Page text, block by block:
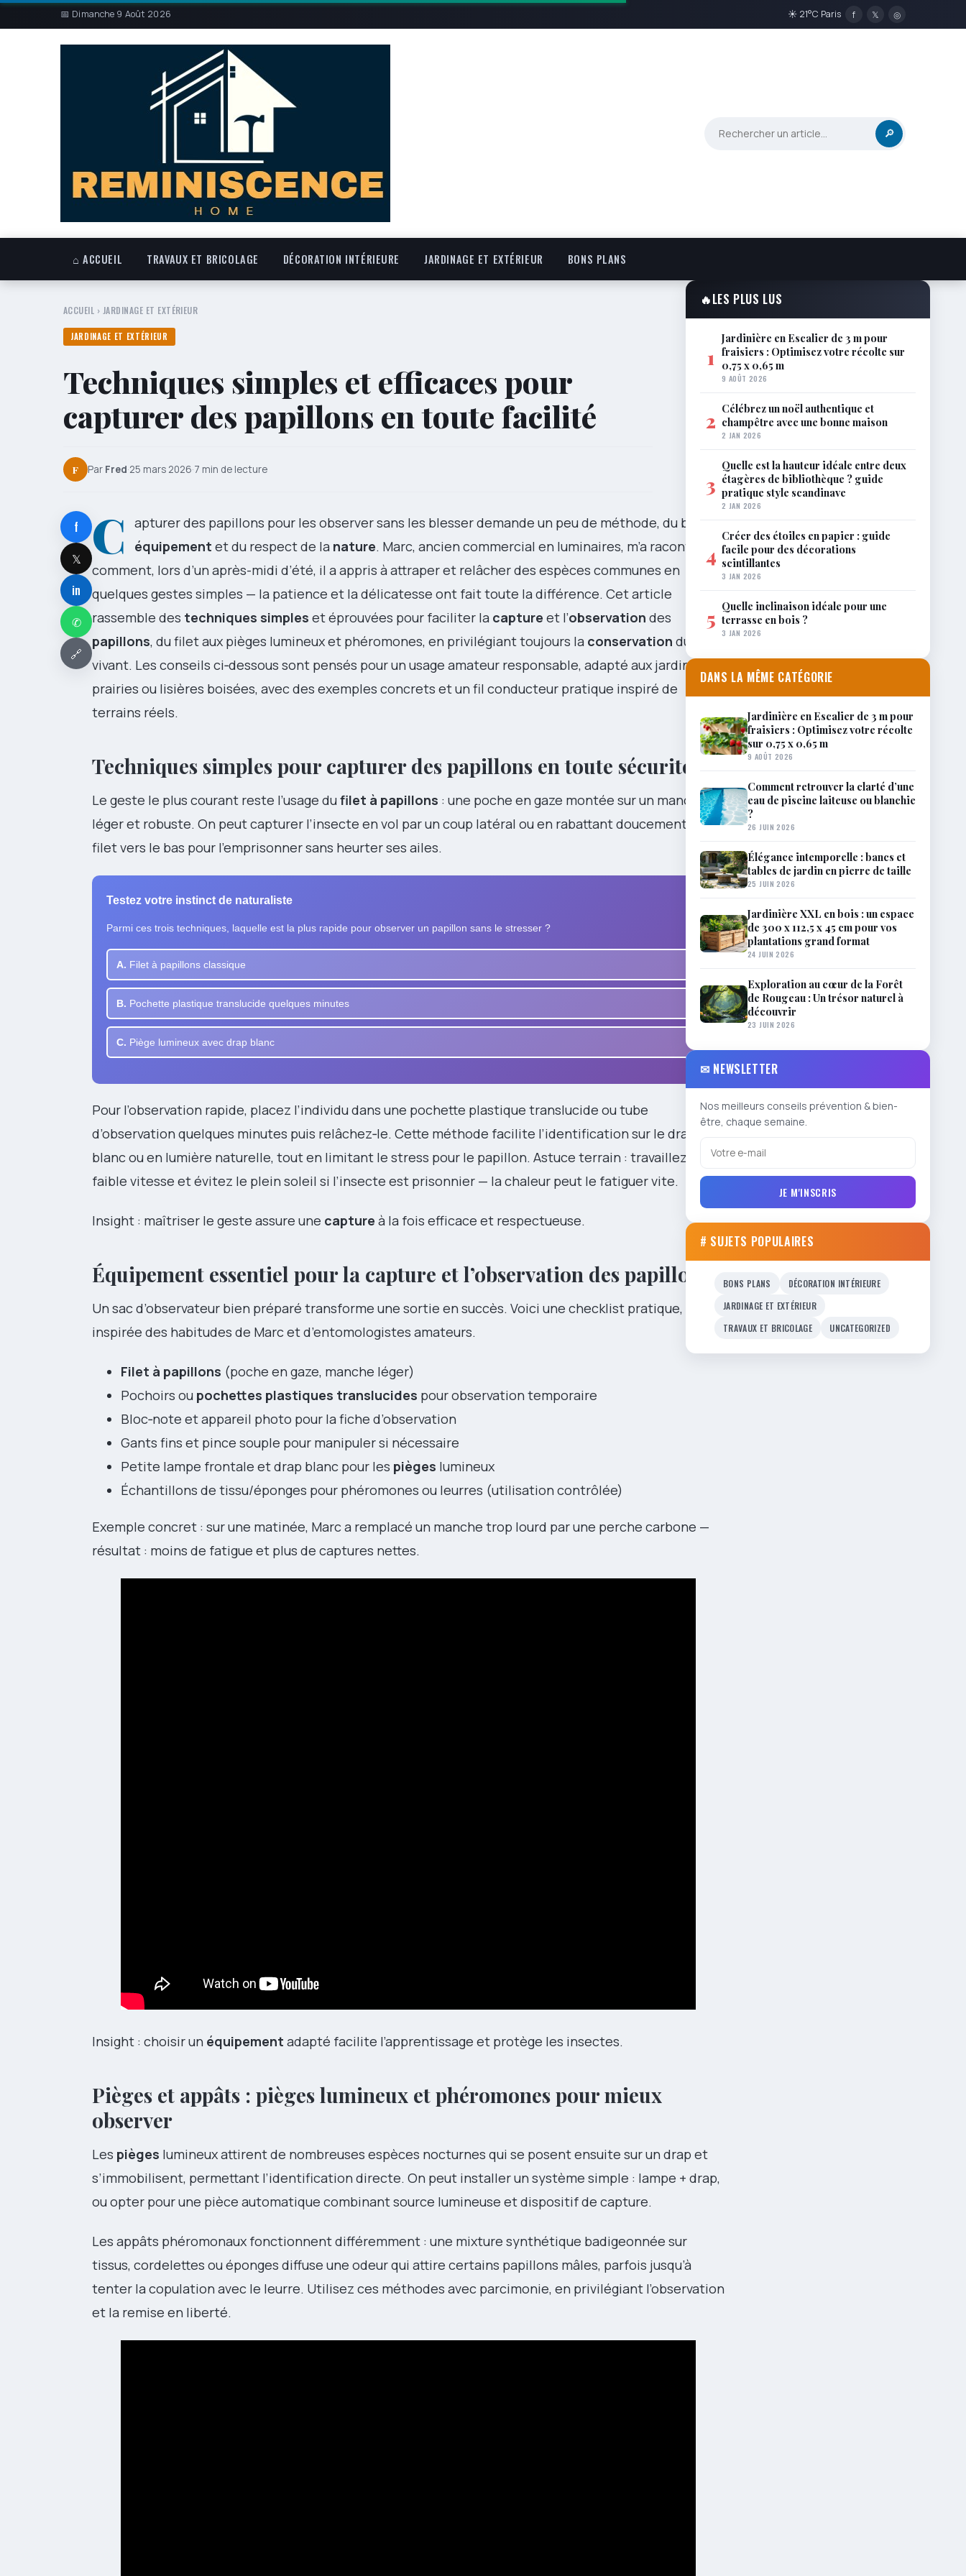
📅 Dimanche 9 Août 2026 ☀ 21°C Paris f 𝕏 ◎
🔎
⌂ ACCUEIL TRAVAUX ET BRICOLAGE DÉCORATION INTÉRIEURE JARDINAGE ET EXTÉRIEUR BONS PLANS
ACCUEIL › JARDINAGE ET EXTÉRIEUR
JARDINAGE ET EXTÉRIEUR
Techniques simples et efficaces pour
capturer des papillons en toute facilité
F Par Fred·25 mars 2026·7 min de lecture
f
𝕏
in
✆
🔗
C
apturer des papillons pour les observer sans les blesser demande un peu de méthode, du bon
équipement et du respect de la nature. Marc, ancien commercial en luminaires, m’a raconté
comment, lors d’un après-midi d’été, il a appris à attraper et relâcher des espèces communes en
quelques gestes simples — la patience et la délicatesse ont fait toute la différence. Cet article
rassemble des techniques simples et éprouvées pour faciliter la capture et l’observation des
papillons, du filet aux pièges lumineux et phéromones, en privilégiant toujours la conservation du
vivant. Les conseils ci‑dessous sont pensés pour un usage amateur responsable, adapté aux jardins,
prairies ou lisières boisées, avec des exemples concrets et un fil conducteur pratique inspiré de
terrains réels.
Techniques simples pour capturer des papillons en toute sécurité
Le geste le plus courant reste l’usage du filet à papillons : une poche en gaze montée sur un manche
léger et robuste. On peut capturer l’insecte en vol par un coup latéral ou en rabattant doucement le
filet vers le bas pour l’emprisonner sans heurter ses ailes.
Testez votre instinct de naturaliste
Parmi ces trois techniques, laquelle est la plus rapide pour observer un papillon sans le stresser ?
A. Filet à papillons classique
B. Pochette plastique translucide quelques minutes
C. Piège lumineux avec drap blanc
Pour l’observation rapide, placez l’individu dans une pochette plastique translucide ou tube
d’observation quelques minutes puis relâchez‑le. Cette méthode facilite l’identification sur le drap
blanc ou en lumière naturelle, tout en limitant le stress pour le papillon. Astuce terrain : travaillez à
faible vitesse et évitez le plein soleil si l’insecte est prisonnier — la chaleur peut le fatiguer vite.
Insight : maîtriser le geste assure une capture à la fois efficace et respectueuse.
Équipement essentiel pour la capture et l’observation des papillons
Un sac d’observateur bien préparé transforme une sortie en succès. Voici une checklist pratique,
inspirée des habitudes de Marc et d’entomologistes amateurs.
Filet à papillons (poche en gaze, manche léger)
Pochoirs ou pochettes plastiques translucides pour observation temporaire
Bloc‑note et appareil photo pour la fiche d’observation
Gants fins et pince souple pour manipuler si nécessaire
Petite lampe frontale et drap blanc pour les pièges lumineux
Échantillons de tissu/éponges pour phéromones ou leurres (utilisation contrôlée)
Exemple concret : sur une matinée, Marc a remplacé un manche trop lourd par une perche carbone —
résultat : moins de fatigue et plus de captures nettes.
Insight : choisir un équipement adapté facilite l’apprentissage et protège les insectes.
Pièges et appâts : pièges lumineux et phéromones pour mieux
observer
Les pièges lumineux attirent de nombreuses espèces nocturnes qui se posent ensuite sur un drap et
s’immobilisent, permettant l’identification directe. On peut installer un système simple : lampe + drap,
ou opter pour une pièce automatique combinant source lumineuse et dispositif de capture.
Les appâts phéromonaux fonctionnent différemment : une mixture synthétique badigeonnée sur
tissus, cordelettes ou éponges diffuse une odeur qui attire certains papillons mâles, parfois jusqu’à
tenter la copulation avec le leurre. Utilisez ces méthodes avec parcimonie, en privilégiant l’observation
et la remise en liberté.
🔥LES PLUS LUS
1
Jardinière en Escalier de 3 m pour
fraisiers : Optimisez votre récolte sur
0,75 x 0,65 m
9 AOÛT 2026
2 Célébrez un noël authentique et
champêtre avec une bonne maison
2 JAN 2026
3
Quelle est la hauteur idéale entre deux
étagères de bibliothèque ? guide
pratique style scandinave
2 JAN 2026
4
Créer des étoiles en papier : guide
facile pour des décorations
scintillantes
3 JAN 2026
5 Quelle inclinaison idéale pour une
terrasse en bois ?
3 JAN 2026
DANS LA MÊME CATÉGORIE
Jardinière en Escalier de 3 m pour
fraisiers : Optimisez votre récolte
sur 0,75 x 0,65 m
9 AOÛT 2026
Comment retrouver la clarté d’une
eau de piscine laiteuse ou blanchie
?
26 JUIN 2026
Élégance intemporelle : bancs et
tables de jardin en pierre de taille
25 JUIN 2026
Jardinière XXL en bois : un espace
de 300 x 112,5 x 45 cm pour vos
plantations grand format
24 JUIN 2026
Exploration au cœur de la Forêt
de Rougeau : Un trésor naturel à
découvrir
23 JUIN 2026
✉ NEWSLETTER
Nos meilleurs conseils prévention & bien-
être, chaque semaine.
JE M'INSCRIS
# SUJETS POPULAIRES
BONS PLANS
DÉCORATION INTÉRIEURE
JARDINAGE ET EXTÉRIEUR
TRAVAUX ET BRICOLAGE
UNCATEGORIZED